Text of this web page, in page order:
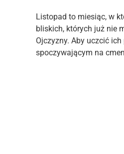
Listopad to miesiąc, w
bliskich, których już nie
Ojczyzny. Aby uczcić
spoczywającym na